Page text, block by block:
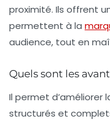
proximité. Ils offrent
permettent à la
audience, tout en
Quels sont les
Il permet d’améliorer
structurés et